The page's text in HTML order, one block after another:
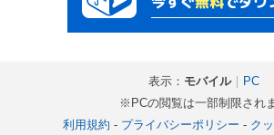
表示： モバイル｜ PC
※PCの閲覧は一部制限され
利用規約 - プライバシーポリシー - ク